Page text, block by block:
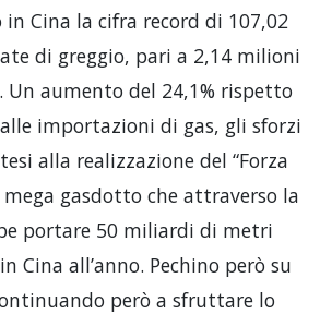
in Cina la cifra record di 107,02
di greggio, pari a 2,14 milioni
aumento del 24,1% rispetto
importazioni di gas, gli sforzi
alla realizzazione del “Forza
mega gasdotto che attraverso la
portare 50 miliardi di metri
Cina all’anno. Pechino però su
però a sfruttare lo